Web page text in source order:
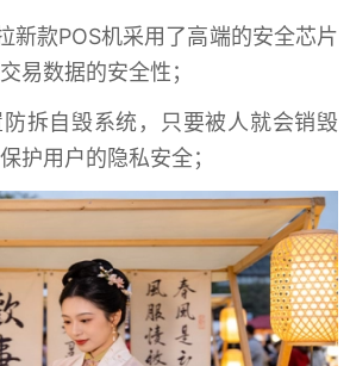
新款POS机采用了高端的安全芯片
易数据的安全性；
拆自毁系统，只要被人就会销毁
护用户的隐私安全；